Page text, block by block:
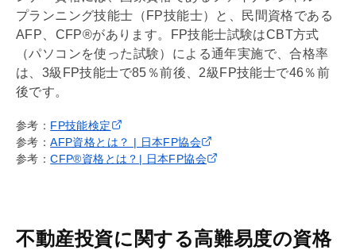
プランニング技能士（FP技能士）と、民間資格である
AFP、CFP®があります。FP技能士試験はCBT方式
（パソコンを使った試験）による通年実施で、合格率
は、3級FP技能士で85％前後、2級FP技能士で46％前
後です。
参考： FP技能検定
参考：AFP資格とは？ | 日本FP協会
参考：CFP®資格とは？| 日本FP協会
不動産投資に関する高難易度の資格